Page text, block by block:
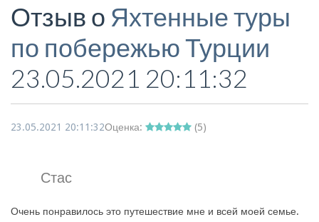
Красота Здоровье Остальное
Отзыв о Яхтенные туры
по побережью Турции
23.05.2021 20:11:32
23.05.2021 20:11:32Оценка: (5)
Стас
Очень понравилось это путешествие мне и всей моей семье.